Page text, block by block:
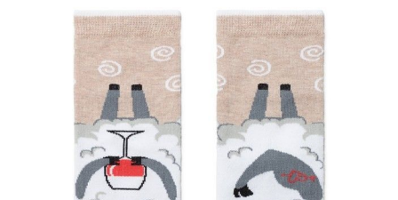
+
DODAJ DO KOSZYKA
Jak złożyć zamówienie
POWIADOM MNIE O DOSTĘPNOŚCI
ПОЛУЧИТЬ ПО EMAIL